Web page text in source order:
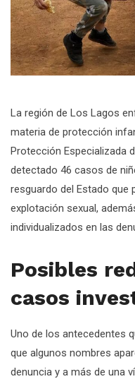
La región de Los Lagos
materia de protección
Protección Especializada
detectado 46 casos de
resguardo del Estado que
explotación sexual,
individualizados en las
Posibles
casos
Uno de los antecedentes
que algunos nombres
denuncia y a más de una